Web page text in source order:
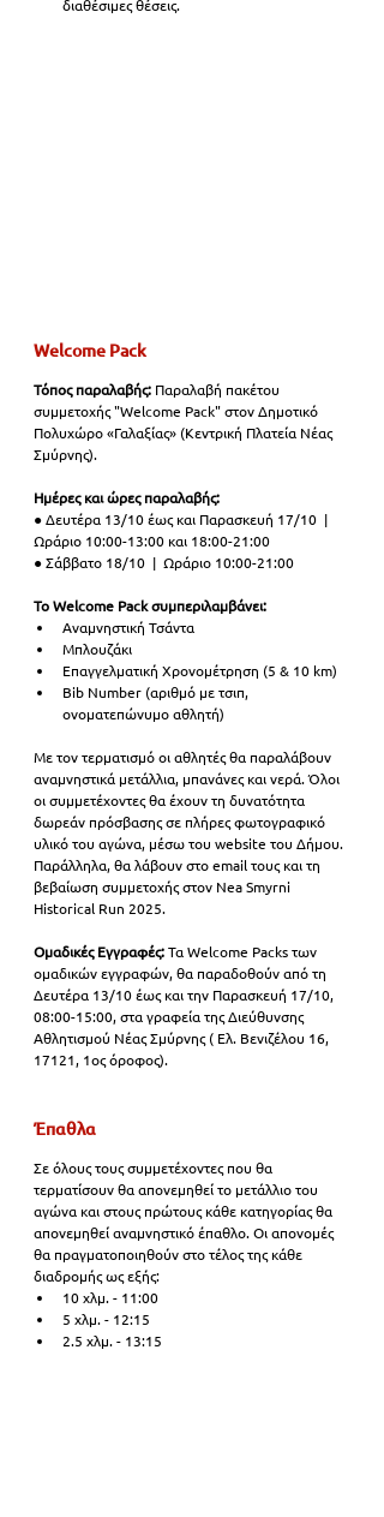
διαθέσιμες θέσεις.
Welcome Pack
Τόπος παραλαβής: Παραλαβή πακέτου
συμμετοχής "Welcome Pack" στον Δημοτικό
Πολυχώρο «Γαλαξίας» (Κεντρική Πλατεία Νέας
Σμύρνης).
Ημέρες και ώρες παραλαβής:
● Δευτέρα 13/10 έως και Παρασκευή 17/10  |
Ωράριο 10:00-13:00 και 18:00-21:00
● Σάββατο 18/10  |  Ωράριο 10:00-21:00
Το Welcome Pack συμπεριλαμβάνει:
Αναμνηστική Τσάντα
Μπλουζάκι
Επαγγελματική Χρονομέτρηση (5 & 10 km)
Bib Number (αριθμό με τσιπ,
ονοματεπώνυμο αθλητή)
Με τον τερματισμό οι αθλητές θα παραλάβουν
αναμνηστικά μετάλλια, μπανάνες και νερά. Όλοι
οι συμμετέχοντες θα έχουν τη δυνατότητα
δωρεάν πρόσβασης σε πλήρες φωτογραφικό
υλικό του αγώνα, μέσω του website του Δήμου.
Παράλληλα, θα λάβουν στο email τους και τη
βεβαίωση συμμετοχής στον Nea Smyrni
Historical Run 2025.
Ομαδικές Εγγραφές: Τα Welcome Packs των
ομαδικών εγγραφών, θα παραδοθούν από τη
Δευτέρα 13/10 έως και την Παρασκευή 17/10,
08:00-15:00, στα γραφεία της Διεύθυνσης
Αθλητισμού Νέας Σμύρνης ( Ελ. Βενιζέλου 16,
17121, 1ος όροφος).
Έπαθλα
Σε όλους τους συμμετέχοντες που θα
τερματίσουν θα απονεμηθεί το μετάλλιο του
αγώνα και στους πρώτους κάθε κατηγορίας θα
απονεμηθεί αναμνηστικό έπαθλο. Οι απονομές
θα πραγματοποιηθούν στο τέλος της κάθε
διαδρομής ως εξής:
10 χλμ. - 11:00
5 χλμ. - 12:15
2.5 χλμ. - 13:15